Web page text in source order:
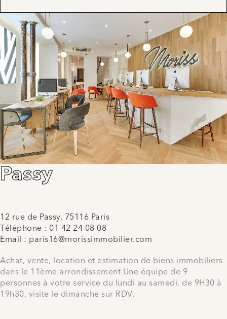
Passy
12 rue de Passy, 75116 Paris
Téléphone : 01 42 24 08 08
Email : paris16@morissimmobilier.com
Achat, vente, location et estimation de biens immobiliers
dans le 11ème arrondissement Une équipe de 9
personnes à votre service du lundi au samedi, de 9H30 à
19h30, visite le dimanche sur RDV.